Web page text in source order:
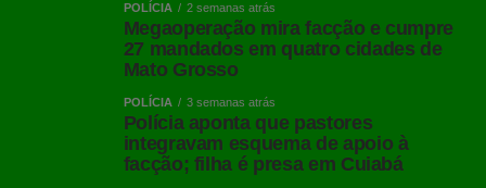
Além disso, as ações especiais do Município não
pararam nesse período. Prova é a atualização cadastral
dos selecionados e pré-selecionados no Celina Bezerra,
no Ganha Tempo, e o mutirão de atualização do Cadastro
Único, o Cadúnico, no final de semana passado. A
Secretaria de Saúde levou seus diversos serviços, testes
e vacinas aos trabalhadores do setor de transportes, no
POLÍCIA 2 semanas atrás
Megaoperação mira facção e cumpre
27 mandados em quatro cidades de
Mato Grosso
POLÍCIA 3 semanas atrás
Polícia aponta que pastores
integravam esquema de apoio à
facção; filha é presa em Cuiabá